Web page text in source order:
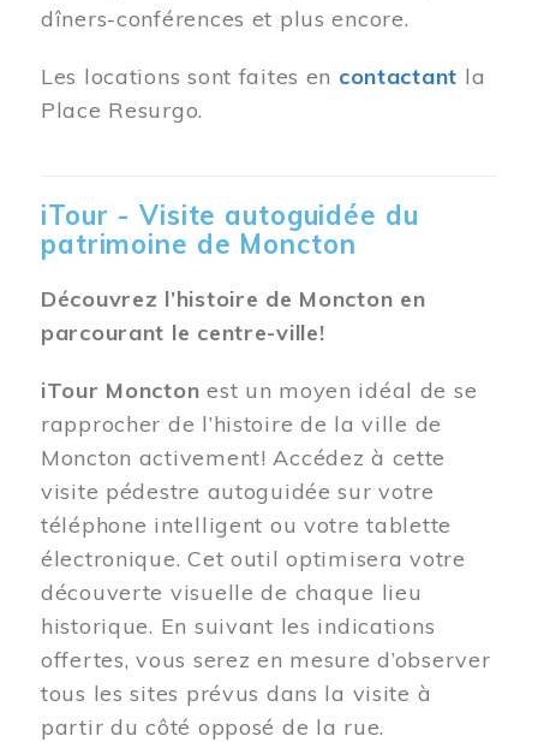
dîners-conférences et plus encore.
Les locations sont faites en contactant la
Place Resurgo.
iTour - Visite autoguidée du
patrimoine de Moncton
Découvrez l’histoire de Moncton en
parcourant le centre-ville!
iTour Moncton est un moyen idéal de se
rapprocher de l’histoire de la ville de
Moncton activement! Accédez à cette
visite pédestre autoguidée sur votre
téléphone intelligent ou votre tablette
électronique. Cet outil optimisera votre
découverte visuelle de chaque lieu
historique. En suivant les indications
offertes, vous serez en mesure d’observer
tous les sites prévus dans la visite à
partir du côté opposé de la rue.